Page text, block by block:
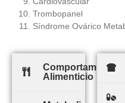
Trombopanel
Síndrome Ovárico
Comportamiento
Alimenticio